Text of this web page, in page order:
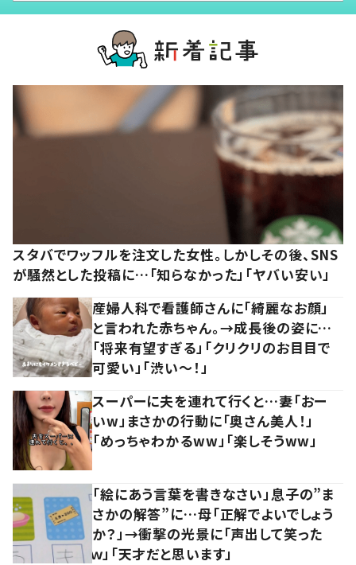
スタバでワッフルを注文した女性。しかしその後、SNS
が騒然とした投稿に…「知らなかった」「ヤバい安い」
産婦人科で看護師さんに「綺麗なお顔」
と言われた赤ちゃん。→成長後の姿に…
「将来有望すぎる」「クリクリのお目目で
可愛い」「渋い～！」
スーパーに夫を連れて行くと…妻「おー
いw」まさかの行動に「奥さん美人！」
「めっちゃわかるww」「楽しそうww」
「絵にあう言葉を書きなさい」息子の”ま
さかの解答”に…母「正解でよいでしょう
か？」→衝撃の光景に「声出して笑った
ｗ」「天才だと思います」